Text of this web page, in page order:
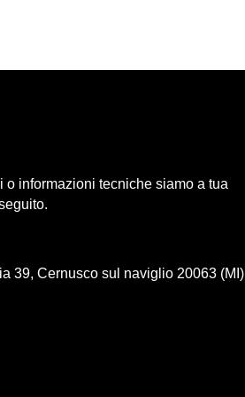
o informazioni tecniche siamo a tua
39, Cernusco sul naviglio 20063 (MI)